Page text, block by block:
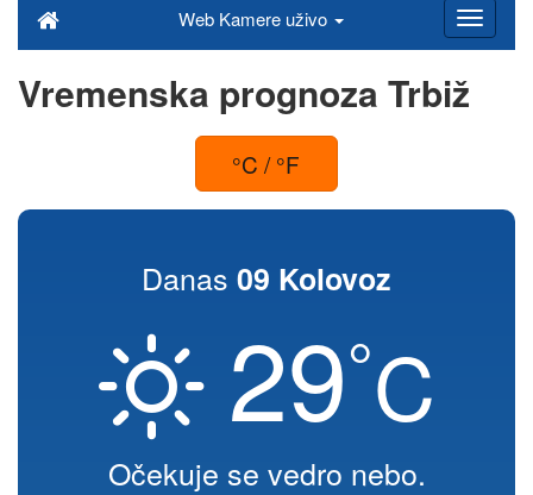
Web Kamere uživo
Vremenska prognoza Trbiž
°C / °F
Danas 09 Kolovoz
29°C
Očekuje se vedro nebo.